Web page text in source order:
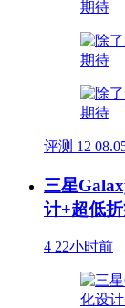
评测 12
三星
计+超低
4 22小时前